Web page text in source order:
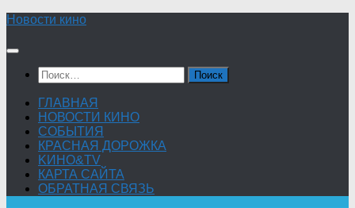
Skip
content
Новости кино
Найти:
ГЛАВНАЯ
НОВОСТИ КИНО
СОБЫТИЯ
КРАСНАЯ ДОРОЖКА
KИНО&TV
КАРТА САЙТА
ОБРАТНАЯ СВЯЗЬ